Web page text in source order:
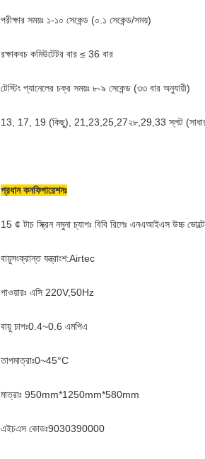
পরীক্ষার সময়ঃ ১-১০ সেকেন্ড (০.১ সেকেন্ড/সময়)
রক্ষাকবচ কমিউটেটর বার ≤ 36 বার
টেস্টিং প্যানেলের চক্র সময়ঃ ৮-৯ সেকেন্ড (৩৩ বার অনুযায়ী)
13, 17, 19 (কিছু), 21,23,25,27২৮,29,33 স্লট
প্রধান কনফিগারেশনঃ
15 ¢ টাচ স্ক্রিন নমুনা চ্যাপঃ বিবি রিলেঃ এনএআইএস উচ্চ
বায়ুসংক্রান্ত যন্ত্রাংশ:Airtec
পাওয়ারঃ এসি 220V,50Hz
বায়ু চাপঃ0.4~0.6 এমপিএ
তাপমাত্রাঃ0~45°C
মাত্রাঃ 950mm*1250mm*580mm
এইচএস কোডঃ9030390000